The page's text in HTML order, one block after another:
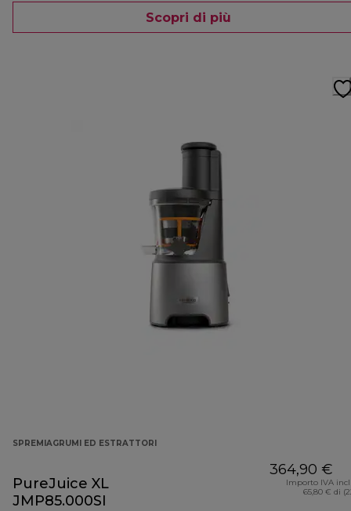
Scopri di più
SPREMIAGRUMI ED ESTRATTORI
PureJuice XL
JMP85.000SI
364,90 €
Importo IVA
65,80 € di